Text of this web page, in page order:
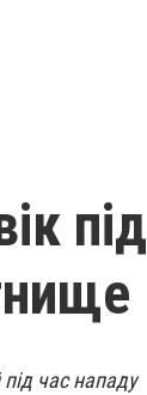
під
час нападу